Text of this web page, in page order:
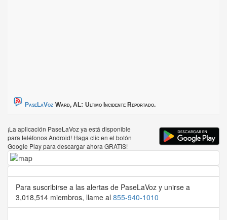
PaseLaVoz Ward, AL: Ultimo Incidente Reportado.
¡La aplicación PaseLaVoz ya está disponible
para teléfonos Android! Haga clic en el botón
Google Play para descargar ahora GRATIS!
Para suscribirse a las alertas de PaseLaVoz y unirse a
3,018,514 miembros, llame al 855-940-1010